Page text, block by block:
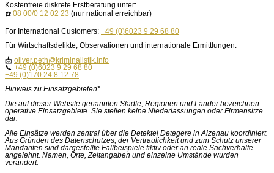
Kostenfreie diskrete Erstberatung unter:
☎️ 08 00/0 12 02 23 (nur national erreichbar)
For International Customers: +49 (0)6023 9 29 68 80
Für Wirtschaftsdelikte, Observationen und internationale Ermittlungen.
📩 oliver.peth@kriminalistik.info
📞 +49 (0)6023 9 29 68 80
+49 (0)170 24 8 12 78
Hinweis zu Einsatzgebieten*
Die auf dieser Website genannten Städte, Regionen und Länder bezeichnen
operative Einsatzgebiete. Sie stellen keine Niederlassungen oder Firmensitze
dar.
Alle Einsätze werden zentral über die Detektei Detegere in Alzenau koordiniert.
Aus Gründen des Datenschutzes, der Vertraulichkeit und zum Schutz unserer
Mandanten sind dargestellte Fallbeispiele fiktiv oder an reale Sachverhalte
angelehnt. Namen, Orte, Zeitangaben und einzelne Umstände wurden
verändert.